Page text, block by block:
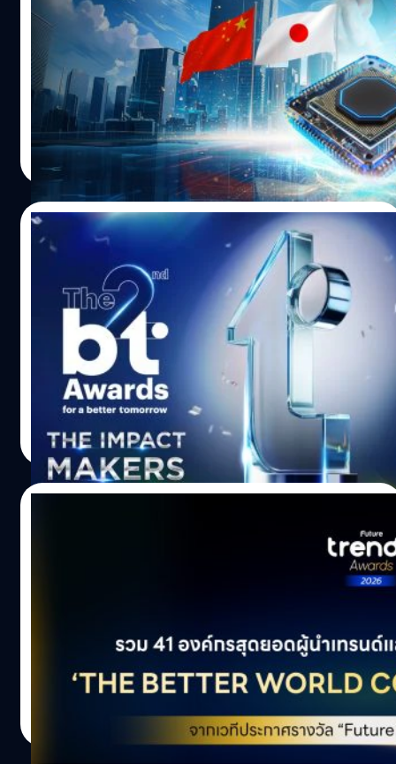
การใช้งานจริงของผู้ใช้ ที่เรียกว่า Consumer Centric ไม่ว่าจะ
เป็น Privacy Display หรือจอกันเผือก และ AI ในสมาร์ตโฟน
ในเคสของ Privacy Display เข้ามาช่วยแก้ Pain Point เรื่อง
ความปลอดภัยและความเป็นส่วนตัวผ่านนวัตกรรมของ
Samsung หรือจะเป็น Galaxy AI ที่ทาง Samsung เห็นการ
ตอบรับที่ดีตั้งแต่ S24 Series โดยคนไทยใช้ AI…
เอเชีย
ตอนนี้เราอาจอยู่ในยุคที่พูดได้เต็มปากว่า AI กำลังครองโลก
เป็นเรื่องจริง และพร้อมเข้าสู่เฟสของการขยายตัวเชิง
อุตสาหกรรม ที่เปลี่ยนอดีตจากผู้ออกแบบชิป มาเป็นผู้ผลิตชิป
อย่างสมบูรณ์แบบ และหากพูดถึงฐานการผลิตชิปที่สำคัญ
ที่สุดของโลก คงหนีไม่พ้นภูมิภาคเอเชีย นี่คือที่มาของกองทุน
เปิดใหม่ที่กำลังเป็นที่จับตามองอย่าง A-ASEMI (Atrackers
Asia Semiconductor Fund) ที่มีกลุ่มประเทศที่ครองส่วนแบ่ง
การผลิตชิปโลกแบบเบ็ดเสร็จ อย่าง จีน, ญี่ปุ่น, ไต้หวัน และ
เกาหลีใต้ รวมอยู่ บทความนี้จะพาคุณไปเจาะลึกนโยบาย
ความเสี่ยง และความคุ้มค่า เพื่อให้เห็นภาพรวมของโอกาสการ
ลงทุนที่กำลังจะมาถึงนี้ ทำไมต้อง "Asia Semiconductor"
ยุทธศาสตร์ที่โลกขาดไม่ได้ แต่ก่อนจะพูดถึงรายละเอียด
ของกองทุน สงสัยไหมว่าทำไมต้องเป็น Asia Semiconductor
นั่นเพราะในห่วงโซ่อุปทานโลก แม้สหรัฐฯ จะเป็นผู้นำด้านการ
ออกแบบชิป แต่ความจริงที่ปฏิเสธไม่ได้คือ กว่า 80% ของ
กำลังการผลิตชิปทั่วโลกกระจุกตัวอยู่ในเอเชีย โดยมี 4
มหาอำนาจหลักเป็นฟันเฟืองสำคัญ ไต้หวัน นำโดย TSMC ที่
ครองส่วนแบ่งการผลิตชิปขั้นสูง (Advanced Nodes) มากที่สุด
ในโลก เรียกได้ว่าเป็นกระดูกสันหลังของ iPhone ไปจนถึงชิป
AI ของ…
รัตนาภรณ์ ศรีนวลจันทร์| 151 days ago
06/03/2026
ประกาศรางวัลผู้ได้รับรางวัล SDGs Awards
ใน The 2nd BT Awards: The Impact
Makers
BT ขอประกาศผู้ที่ได้รับรางวัล SDGs Awards ใน The 2nd BT
Awards: The Impact Makers รางวัลที่มอบให้กับผู้ที่สร้าง
ผลกระทบเชิงบวกให้กับโลกเพื่อวันพรุ่งนี้ที่ดีกว่า ผ่านเป้า
หมายพัฒนาที่ยั่งยืน หรือ SDGs (Sustainable Development
Goals) ที่ครอบคลุมในทุกมิติ ตั้งแต่สิ่งแวดล้อม สังคม ความ
เท่าเทียม การศึกษา นวัตกรรม ความยากจน สุขภาพ พลังงาน
สะอาด เศรษฐกิจดิจิทัล และอีกอื่น ๆ อีกมากมาย ดังนี้ - Tech
for Poverty Breakthrough Award | โครงการ สดชื่นสถาน
&รถซักผ้าเคลื่อนที่ Laundry move โดยบริษัท ชูมณี จำกัด ใน
ภูษิต เรืองอุดมกิจ| 153 days ago
Read More
สุดยอดผู้นำเทรนด์และความเป็นเลิศด้าน ESG
กับ ‘The Better World Corporate Awards’
‘The Better World Corporate Awards’ จากเวที Future
Trends Awards 2026 รางวัลที่มอบให้แก่องค์กรสุดยอดผู้นำ
เทรนด์และความเป็นเลิศด้าน ESG ซึ่งไม่ได้มุ่งเน้นเพียงความ
สำเร็จทางตัวเลข แต่คือการพิสูจน์ให้เห็นว่าธุรกิจสามารถ
เติบโต ควบคู่ไปกับการดูแลโลกและสร้างคุณภาพชีวิตที่ดีให้
กับผู้คนได้อย่างสมบูรณ์แบบ โดย Future Trends Awards
ภูษิต เรืองอุดมกิจ| 155 days ago